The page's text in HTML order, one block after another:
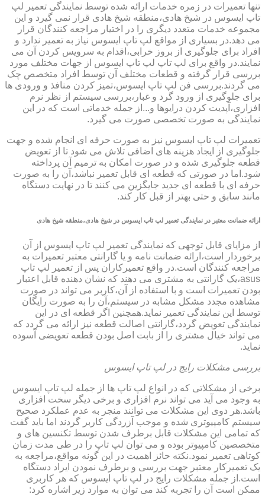
تنها تعمیرات در زمره خدمات ارائه شده توسط نمایندگی تعمیر لپ
تاپ ایسوس در شیخ هادی،منطقه شیخ هادی قرار نمی گیرد و این
مجموعه خدمات متعدد دیگری را در اختیار مراجعه کنندگان قرار
می دهد.در بسیاری از مواقع لپ تاپ ایسوس نیاز به تعمیر ندارد و
افراد برای جلوگیری از بروز خرابی،اقدام به سرویس کردن آن می
نمایند.در واقع برای لپ تاپ لپ تاپ ایسوس از جهات مختلف مورد
بررسی قرار گرفته و قطعات مختلف آن توسط افراد متخصص چک
می گردند.بررسی فن لپ تاپ ایسوس،تمیز کردن منافذ و ورودی ها
برای جلوگیری از ورود گرد و غبار،بررسی سیستم از نظر نرم
افزاری،آپدیت کردن درایوها و...از جمله خدماتی است که در این
نمایندگی به صورت تخصصی صورت می گیرد.
تعمیرات لپ تاپ ایسوس نیز به صورت حرفه ای انجام شده و جهت
جلوگیری از ایجاد هزینه های اضافی تلاش می شود تا از تعویض
قطعه جلوگیری شده و در صورت امکان به ترمیم آن پرداخته
شود.اما در صورتی که قطعه ای قابل تعمیر نباشد،آن را به صورت
حرفه ای با قطعه ای جدید جایگزین می کنند تا در نهایت دستگاه
مانند سابق و حتی بهتر از قبل کار کند.
ارائه ضمانت معتبر در نمایندگی تعمیر لپ تاپ ایسوس در شیخ هادی،منطقه شیخ هادی
از مزایای قابل توجهی که نمایندگی تعمیر لپ تاپ ایسوس از آن
برخوردار است،ارائه ضمانت نامه و یا گارانتی معتبر تعمیرات به
مراجعه کنندگان است.در واقع تعمیرکاران پس از تعمیر لپ تاپ
asus،یک گارانتی به مشتری می دهند که نشان دهنده قابل اعتبار
بودن تعمیرات است و با استفاده از آن،کاربر می تواند در صورت
مشاهده مجدد مشکل مشابه در سیستم،آن را به صورت رایگان
توسط این نمایندگی تعمیر نماید.همچنین اگر قطعه ای در این
نمایندگی تعویض گردد،گارانتی اصالت قطعه نیز ارائه می گردد که
می تواند خیال مشتری را از بابت اصل بودن قطعه تعویضی آسوده
نماید.
بررسی مشکلات رایج در لپ تاپ ایسوس
برخی از مشکلاتی که در انواع لپ تاپ ها از جمله لپ تاپ ایسوس
به وجود می آید می تواند نرم افزاری و برخی دیگر سخت افزاری
باشد.هر دوی این مشکلات می توانند منجر به عدم عملکرد صحیح
سیستم کامپیوتری شده و موجب آزردگی کاربر گردند اما باید گفت
که تمامی این مشکلات قابل برطرف شدن توسط تکنسین های و
متخصصین کامپیوتر بوده و می توان لپ تاپ را در طی مدت زمان
کوتاهی تعمیر نمود.نکته حائز اهمیت در این گونه مواقع،مراجعه به
یک تعمیرکار معتبر جهت بررسی و برطرف نمودن ایراد دستگاه
است.از جمله مشکلات رایج در لپ تاپ ایسوس که هر کاربری
ممکن است آن را تجربه کند می توان به موارد زیر اشاره کرد: